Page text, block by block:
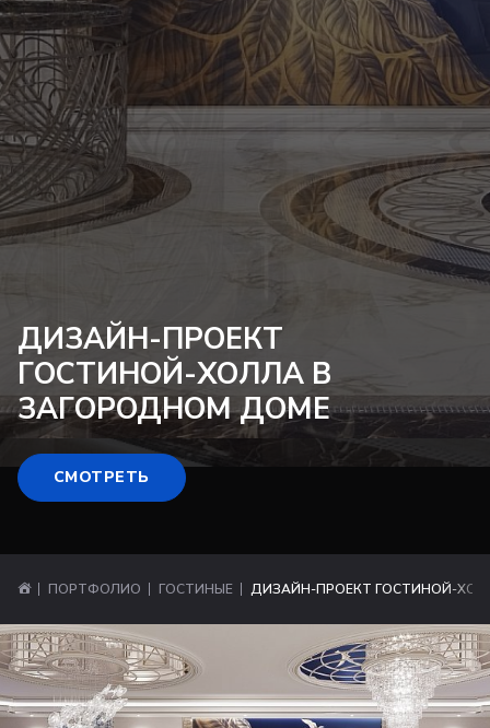
ДИЗАЙН-ПРОЕКТ
ГОСТИНОЙ-ХОЛЛА В
ЗАГОРОДНОМ ДОМЕ
СМОТРЕТЬ
ПОРТФОЛИО ГОСТИНЫЕ ДИЗАЙН-ПРОЕКТ ГОСТИНОЙ-